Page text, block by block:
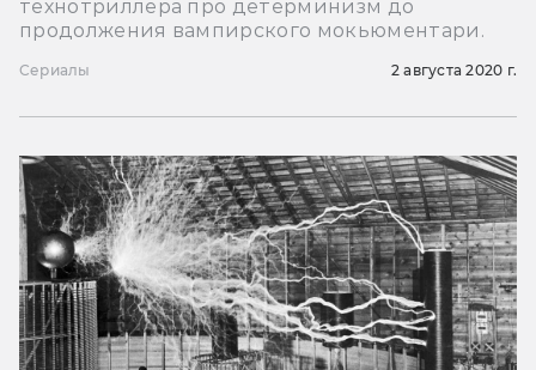
технотриллера про детерминизм до
продолжения вампирского мокьюментари.
Сериалы 2 августа 2020 г.